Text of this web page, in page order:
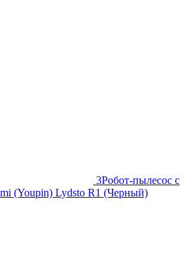
3Робот-пылесос с
(Youpin) Lydsto R1 (Черный)